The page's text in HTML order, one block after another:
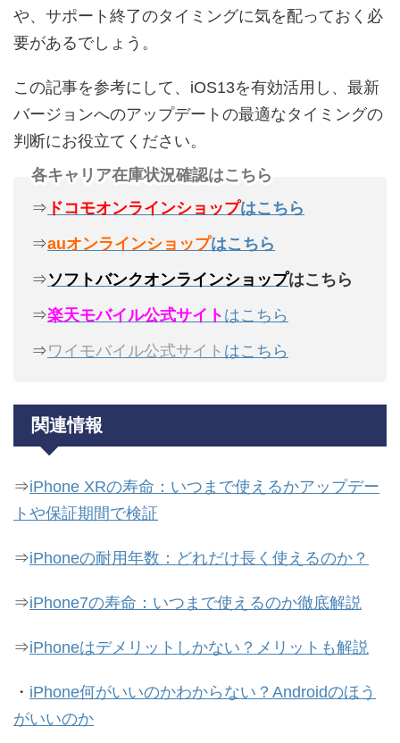
や、サポート終了のタイミングに気を配っておく必
要があるでしょう。
この記事を参考にして、iOS13を有効活用し、最新
バージョンへのアップデートの最適なタイミングの
判断にお役立てください。
各キャリア在庫状況確認はこちら
⇒ ドコモオンラインショップはこちら
⇒auオンラインショップはこちら
⇒ソフトバンクオンラインショップはこちら
⇒楽天モバイル公式サイト はこちら
⇒ワイモバイル公式サイト はこちら
関連情報
⇒iPhone XRの寿命：いつまで使えるかアップデー
トや保証期間で検証
⇒iPhoneの耐用年数：どれだけ長く使えるのか？
⇒iPhone7の寿命：いつまで使えるのか徹底解説
⇒iPhoneはデメリットしかない？メリットも解説
・ iPhone何がいいのかわからない？Androidのほう
がいいのか